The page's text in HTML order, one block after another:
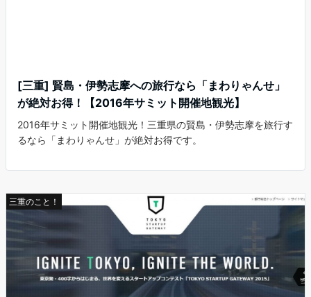
[三重] 賢島・伊勢志摩への旅行なら「まわりゃんせ」
が絶対お得！【2016年サミット開催地観光】
2016年サミット開催地観光！三重県の賢島・伊勢志摩を旅行す
るなら「まわりゃんせ」が絶対お得です。
三重のこと！